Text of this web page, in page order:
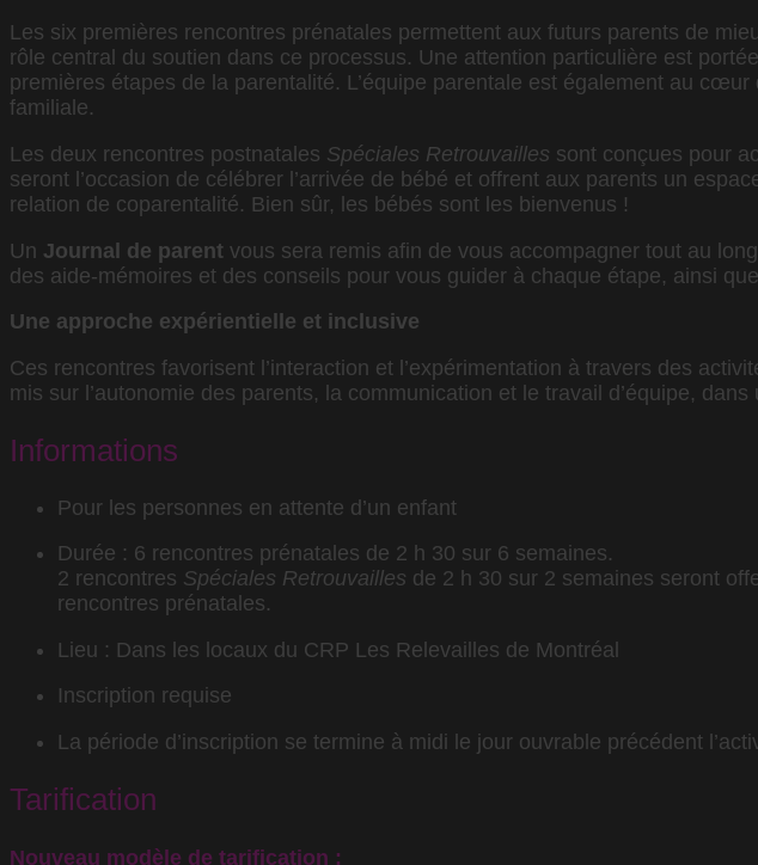
Les six premières rencontres prénatales permettent aux futurs parents de
rôle central du soutien dans ce processus. Une attention particulière est
premières étapes de la parentalité. L’équipe parentale est également au
familiale.
Les deux rencontres postnatales Spéciales Retrouvailles sont conçues pour
seront l’occasion de célébrer l’arrivée de bébé et offrent aux parents un
relation de coparentalité. Bien sûr, les bébés sont les bienvenus !
Un Journal de parent vous sera remis afin de vous accompagner tout au
des aide-mémoires et des conseils pour vous guider à chaque étape, ainsi
Une approche expérientielle et inclusive
Ces rencontres favorisent l’interaction et l’expérimentation à travers des
mis sur l’autonomie des parents, la communication et le travail d’équipe,
Informations
Pour les personnes en attente d’un enfant
Durée : 6 rencontres prénatales de 2 h 30 sur 6 semaines.
2 rencontres Spéciales Retrouvailles de 2 h 30 sur 2 semaines seront
rencontres prénatales.
Lieu : Dans les locaux du CRP Les Relevailles de Montréal
Inscription requise
La période d’inscription se termine à midi le jour ouvrable précédent
Tarification
Nouveau modèle de tarification :